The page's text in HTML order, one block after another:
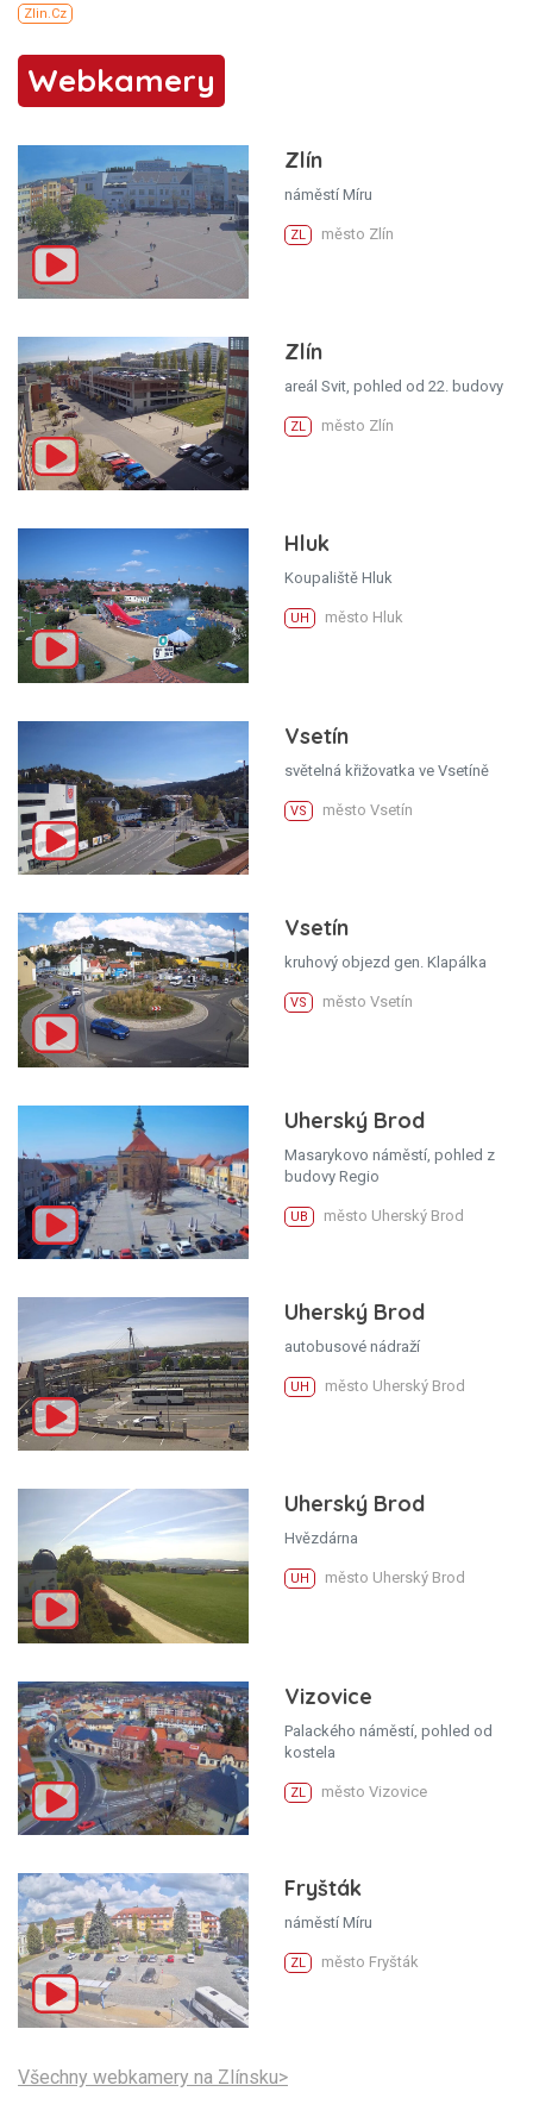
Webkamery
Zlín
náměstí Míru
ZL město Zlín
Zlín
areál Svit, pohled od 22. budovy
ZL město Zlín
Hluk
Koupaliště Hluk
UH město Hluk
Vsetín
světelná křižovatka ve Vsetíně
VS město Vsetín
Vsetín
kruhový objezd gen. Klapálka
VS město Vsetín
Uherský Brod
Masarykovo náměstí, pohled z
budovy Regio
UB město Uherský Brod
Uherský Brod
autobusové nádraží
UH město Uherský Brod
Uherský Brod
Hvězdárna
UH město Uherský Brod
Vizovice
Palackého náměstí, pohled od
kostela
ZL město Vizovice
Fryšták
náměstí Míru
ZL město Fryšták
Všechny webkamery na Zlínsku>